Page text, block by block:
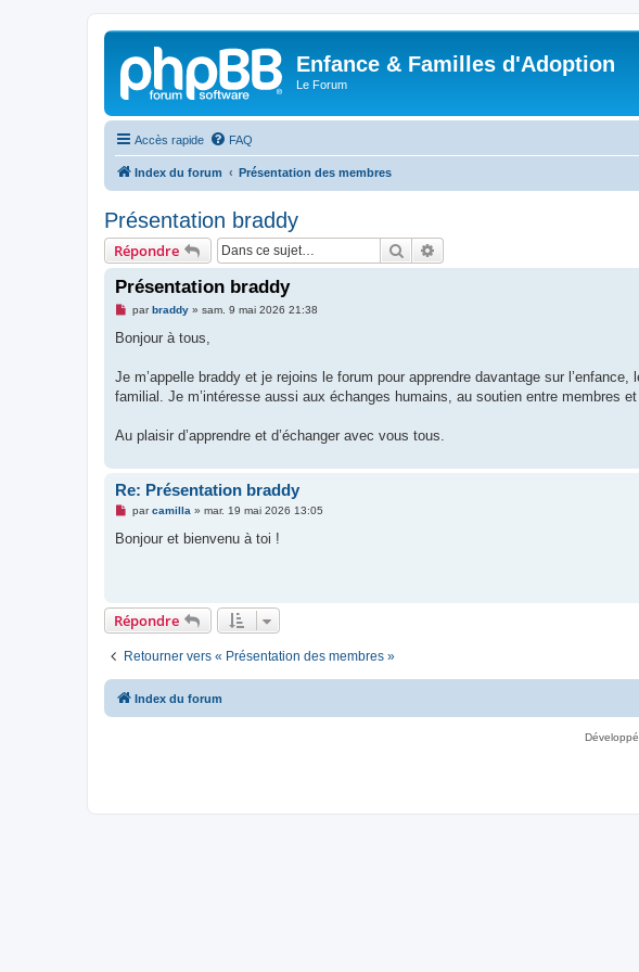
Enfance & Familles d'Adoption
Le Forum
Accès rapide FAQ
Index du forum Présentation des membres
Présentation braddy
Répondre Rechercher
Présentation braddy
M
s
g
n
l
parbraddy» sam. 9 mai 2026 21:38
Bonjour à tous,
Je m’appelle braddy et je rejoins le forum pour apprendre davantage sur
familial. Je m’intéresse aussi aux échanges humains, au soutien entre membres
Au plaisir d’apprendre et d’échanger avec vous tous.
Re: Présentation braddy
M
s
o
n
u
parcamilla » mar. 19 mai 2026 13:05
Bonjour et bienvenu à toi !
Répondre
Retourner vers « Présentation des membres »
Index du forum